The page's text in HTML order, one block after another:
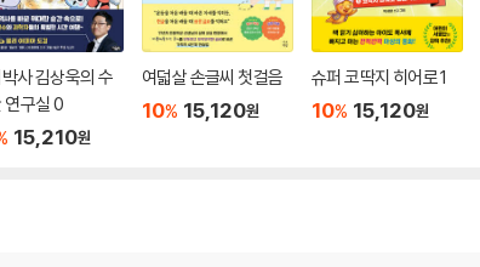
사 김상욱의 수
연구실 0
15,210원
여덟살 손글씨 첫걸음
10% 15,120원
슈퍼 코딱지 히어로 1
10% 15,120원